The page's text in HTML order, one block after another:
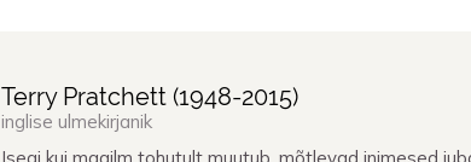
Terry Pratchett (1948-2015)
inglise ulmekirjanik